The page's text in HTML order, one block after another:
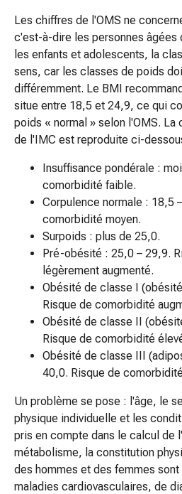
Tampons
médicaux
Yeux
et
oreilles
Douleurs
auriculaires
Hygiène
oreilles
ophtalmiques
Inflammation
oculaire
Pansements
ophtalmiques
Hygiène
oculaire
Grippe
et
refroidissement
Bonbons
contre
la
toux
Mal
de
gorge
Les chiffres de l'OMS ne
c'est-à-dire les personnes âgées
les enfants et adolescents, la
sens, car les classes de poids
différemment. Le BMI
situe entre 18,5 et 24,9, ce qui
poids « normal » selon l'OMS.
de l'IMC est reproduite ci-
Insuffisance pondérale :
comorbidité faible.
Corpulence normale : 18,5
comorbidité moyen.
Surpoids : plus de 25,0.
Pré-obésité : 25,0 – 29,9.
légèrement augmenté.
Obésité de classe I
Risque de comorbidité
Obésité de classe II
Risque de comorbidité
Obésité de classe III
40,0. Risque de
Un problème se pose : l'âge, le
physique individuelle et les
pris en compte dans le calcul de
métabolisme, la constitution
des hommes et des femmes
maladies cardiovasculaires, de